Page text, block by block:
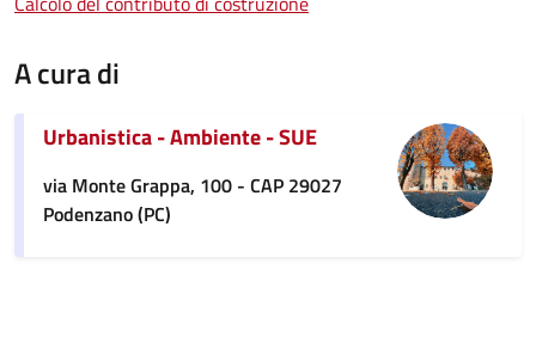
A cura di
Urbanistica - Ambiente - SUE
via Monte Grappa, 100 - CAP 29027
Podenzano (PC)